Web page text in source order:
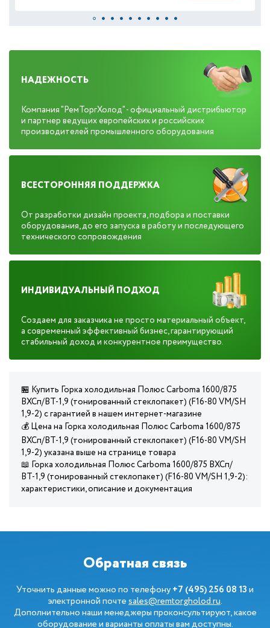
НАДЕЖНОСТЬ
Компания "РемТоргХолод" - официальный дистрибьютор
и партнер ведущих европейских и российских
производителей промышленного оборудования
ВСЕСТОРОННЯЯ ПОДДЕРЖКА
От разработки дизайн проекта, подбора и поставки
оборудования, до его запуска в работу и последующего
технического сопровождения
ИНДИВИДУАЛЬНЫЙ ПОДХОД
Создаем для заказчика не просто материальный объект,
а современный эффективный бизнес, гарантирующий
стабильный доход и конкурентное преимущество.
🏪 Купить Горка холодильная Полюс Carboma 1600/875
ВХСп/ВТ-1,9 (тонированный cтеклопакет) (F16-80 VM/SH
1,9-2) с гарантией в нашем интернет-магазине
💰 Цена на Горка холодильная Полюс Carboma 1600/875
ВХСп/ВТ-1,9 (тонированный cтеклопакет) (F16-80 VM/SH
1,9-2) указана выше на странице товара
📖 Горка холодильная Полюс Carboma 1600/875 ВХСп/
ВТ-1,9 (тонированный cтеклопакет) (F16-80 VM/SH 1,9-2):
характеристики, описание и документация
Обратная связь
Уточнить данные можно по телефону+7 (495) 256 08 13и
электронной почтеsales@remtorgholod.ru.
Дополнительно наши менеджеры проконсультируют, какое
оборудование и варианты оплаты вам доступны.